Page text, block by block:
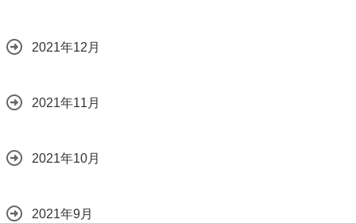
2021年12月
2021年11月
2021年10月
2021年9月